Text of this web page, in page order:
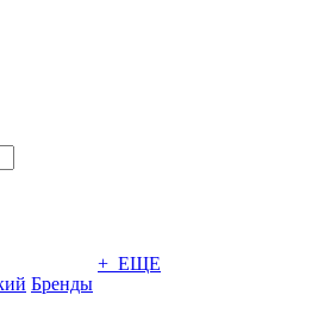
Бренды
+ ЕЩЕ